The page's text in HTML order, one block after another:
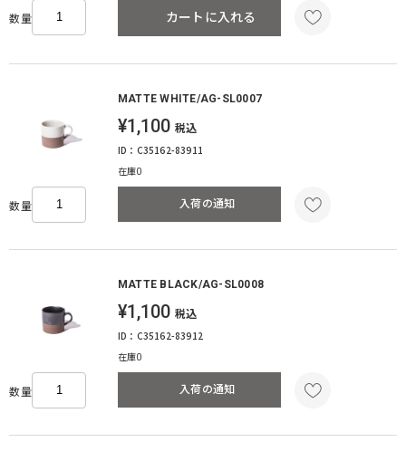
数量 カートに入れる
MATTE WHITE/AG-SL0007
¥1,100 税込
ID：C35162-83911
在庫0
数量 入荷の通知
MATTE BLACK/AG-SL0008
¥1,100 税込
ID：C35162-83912
在庫0
数量 入荷の通知